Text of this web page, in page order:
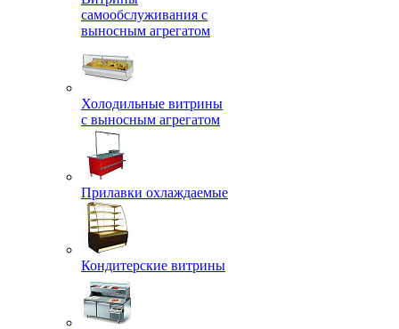
самообслуживания с
выносным агрегатом
Холодильные витрины
с выносным агрегатом
Прилавки охлаждаемые
Кондитерские витрины